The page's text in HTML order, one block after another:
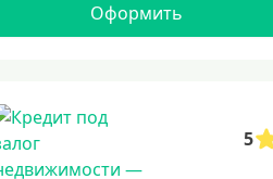
Оформить
5